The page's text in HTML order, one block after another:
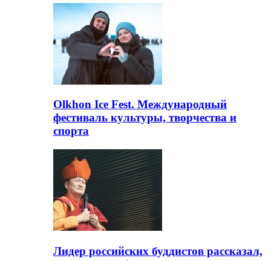
Olkhon Ice Fest. Международный
фестиваль культуры, творчества и
спорта
Лидер российских буддистов рассказал,